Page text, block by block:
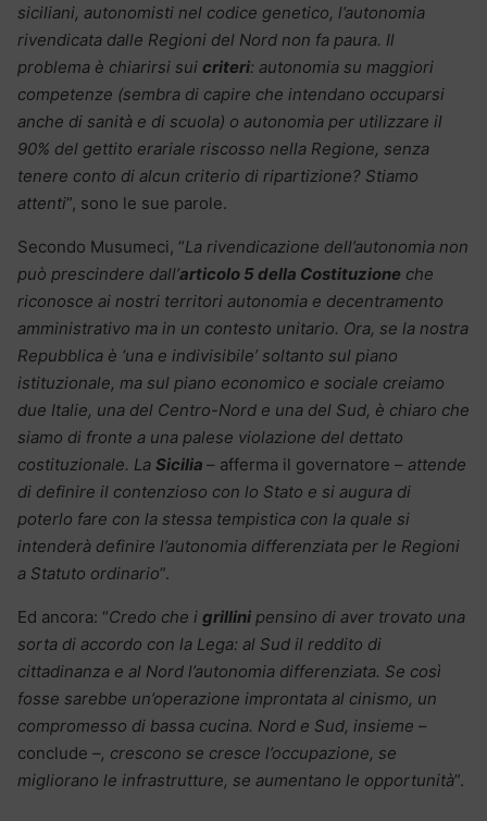
siciliani, autonomisti nel codice genetico, l’autonomia
rivendicata dalle Regioni del Nord non fa paura. Il
problema è chiarirsi sui criteri: autonomia su maggiori
competenze (sembra di capire che intendano occuparsi
anche di sanità e di scuola) o autonomia per utilizzare il
90% del gettito erariale riscosso nella Regione, senza
tenere conto di alcun criterio di ripartizione? Stiamo
attenti”, sono le sue parole.
Secondo Musumeci, “La rivendicazione dell’autonomia non
può prescindere dall’articolo 5 della Costituzione che
riconosce ai nostri territori autonomia e decentramento
amministrativo ma in un contesto unitario. Ora, se la nostra
Repubblica è ‘una e indivisibile’ soltanto sul piano
istituzionale, ma sul piano economico e sociale creiamo
due Italie, una del Centro-Nord e una del Sud, è chiaro che
siamo di fronte a una palese violazione del dettato
costituzionale. La Sicilia – afferma il governatore – attende
di definire il contenzioso con lo Stato e si augura di
poterlo fare con la stessa tempistica con la quale si
intenderà definire l’autonomia differenziata per le Regioni
a Statuto ordinario”.
Ed ancora: “Credo che i grillini pensino di aver trovato una
sorta di accordo con la Lega: al Sud il reddito di
cittadinanza e al Nord l’autonomia differenziata. Se così
fosse sarebbe un’operazione improntata al cinismo, un
compromesso di bassa cucina. Nord e Sud, insieme –
conclude –, crescono se cresce l’occupazione, se
migliorano le infrastrutture, se aumentano le opportunità”.